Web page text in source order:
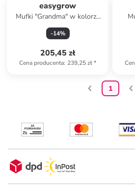
easygrow
Mufki "Grandma" w kolorze
szarym
-14%
205,45 zł
Cena producenta: 239,25 zł*
1